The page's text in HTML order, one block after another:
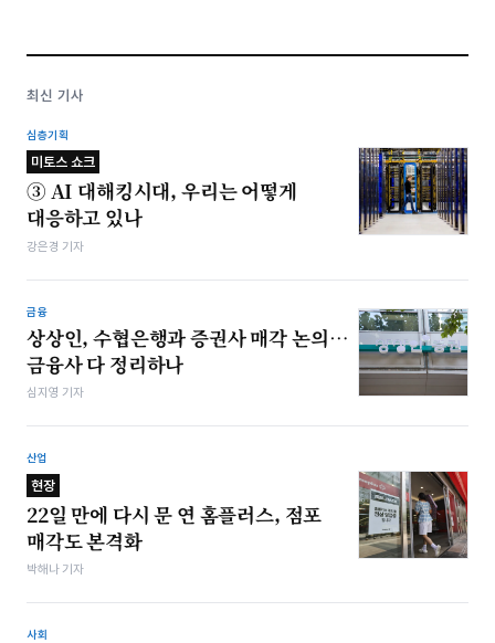
최신 기사
심층기획
미토스 쇼크
③ AI 대해킹시대, 우리는 어떻게
대응하고 있나
강은경 기자
금융
상상인, 수협은행과 증권사 매각 논의…
금융사 다 정리하나
심지영 기자
산업
현장
22일 만에 다시 문 연 홈플러스, 점포
매각도 본격화
박해나 기자
사회